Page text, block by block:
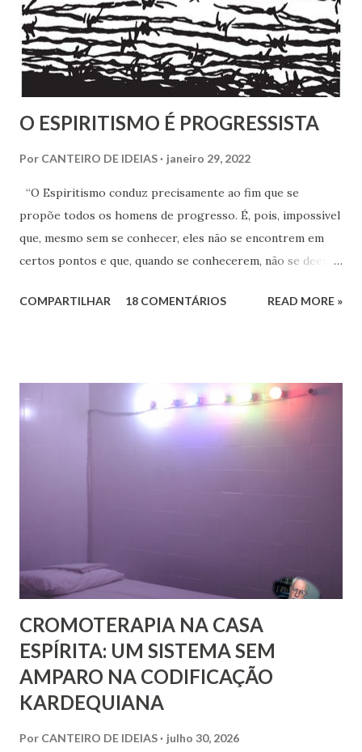
excluído, o que me parece profundamente contraditório
quando se tem algum conhecim...
O ESPIRITISMO É PROGRESSISTA
Por CANTEIRO DE IDEIAS janeiro 29, 2022
“O Espiritismo conduz precisamente ao fim que se
propõe todos os homens de progresso. É, pois, impossível
que, mesmo sem se conhecer, eles não se encontrem em
certos pontos e que, quando se conhecerem, não se deem -
inimigos comuns: os preconceitos sociais, a rotina, o
mais rico e produtivo por ele nos é ofertado. As relações
que a Doutrina Espírita estabelece com as questões sociais
e as ciências humanas, nos faculta, nos muni de
COMPARTILHAR 18 COMENTÁRIOS READ MORE »
CROMOTERAPIA NA CASA
ESPÍRITA: UM SISTEMA SEM
AMPARO NA CODIFICAÇÃO
KARDEQUIANA
Por CANTEIRO DE IDEIAS julho 30, 2026